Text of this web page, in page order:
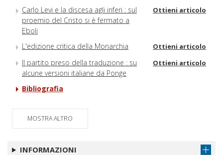
Carlo Levi e la discesa agli inferi : sul
proemio del Cristo si è fermato a
Eboli
Ottieni articolo
L'edizione critica della Monarchia Ottieni articolo
Il partito preso della traduzione : su
alcune versioni italiane da Ponge
Ottieni articolo
Bibliografia
Libri ricevuti
MOSTRA ALTRO
INFORMAZIONI